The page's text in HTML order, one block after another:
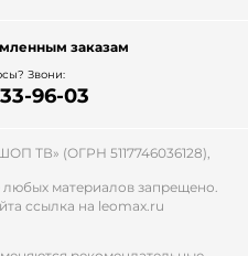
заказам
Звони:
96-03
ТВ» (ОГРН 5117746036128),
материалов запрещено.
ссылка на leomax.ru